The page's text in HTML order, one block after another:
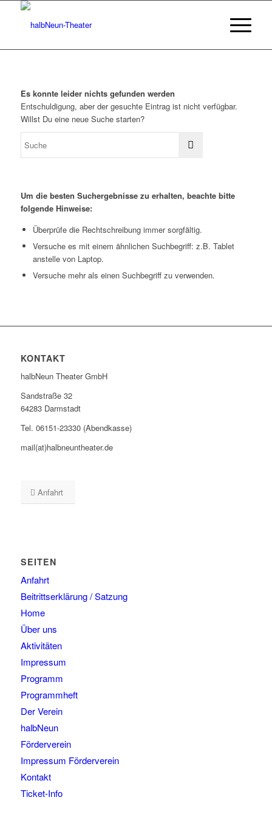
Es konnte leider nichts gefunden werden
Entschuldigung, aber der gesuchte Eintrag ist nicht verfügbar.
Willst Du eine neue Suche starten?
Um die besten Suchergebnisse zu erhalten, beachte bitte
folgende Hinweise:
Überprüfe die Rechtschreibung immer sorgfältig.
Versuche es mit einem ähnlichen Suchbegriff: z.B. Tablet
anstelle von Laptop.
Versuche mehr als einen Suchbegriff zu verwenden.
KONTAKT
halbNeun Theater GmbH
Sandstraße 32
64283 Darmstadt
Tel. 06151-23330 (Abendkasse)
mail(at)halbneuntheater.de
Anfahrt
SEITEN
Anfahrt
Beitrittserklärung / Satzung
Home
Über uns
Aktivitäten
Impressum
Programm
Programmheft
Der Verein
halbNeun
Förderverein
Impressum Förderverein
Kontakt
Ticket-Info